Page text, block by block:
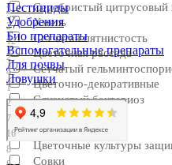
2
Хмель
12
Цветочная рассада
4
Цветочно-декоративные
2
Цветочные
16
Цветочные культуры
Серебристый цитрусовый
2
Сетчатая пятнистость
2
Сетчатый
1
Слизистый бактериоз
7
Совка-гамма
8
Совки
Пестициды
Удобрения
Био препараты
Вспомогательные препараты
Для почвы
Ловушки